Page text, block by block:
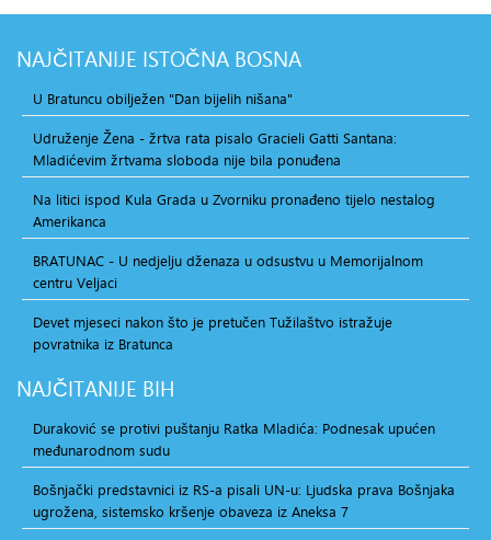
NAJČITANIJE ISTOČNA BOSNA
U Bratuncu obilježen "Dan bijelih nišana"
Udruženje Žena - žrtva rata pisalo Gracieli Gatti Santana:
Mladićevim žrtvama sloboda nije bila ponuđena
Na litici ispod Kula Grada u Zvorniku pronađeno tijelo nestalog
Amerikanca
BRATUNAC - U nedjelju dženaza u odsustvu u Memorijalnom
centru Veljaci
Devet mjeseci nakon što je pretučen Tužilaštvo istražuje
povratnika iz Bratunca
NAJČITANIJE BIH
Duraković se protivi puštanju Ratka Mladića: Podnesak upućen
međunarodnom sudu
Bošnjački predstavnici iz RS-a pisali UN-u: Ljudska prava Bošnjaka
ugrožena, sistemsko kršenje obaveza iz Aneksa 7